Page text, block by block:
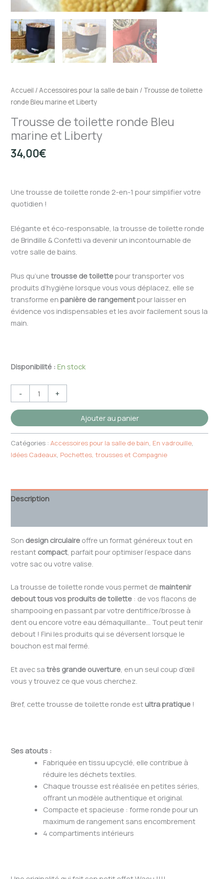
Accueil /Accessoires pour la salle de bain / Trousse de toilette
ronde Bleu marine et Liberty
Trousse de toilette ronde Bleu
marine et Liberty
34,00€
Une trousse de toilette ronde 2-en-1 pour simplifier votre
quotidien !
Elégante et éco-responsable, la trousse de toilette ronde
de Brindille & Confetti va devenir un incontournable de
votre salle de bains.
Plus qu’unetrousse de toilettepour transporter vos
produits d’hygiène lorsque vous vous déplacez, elle se
transforme enpanière de rangementpour laisser en
évidence vos indispensables et les avoir facilement sous la
main.
Disponibilité : En stock
- +
Ajouter au panier
Catégories :Accessoires pour la salle de bain, En vadrouille,
Idées Cadeaux, Pochettes, trousses et Compagnie
Description
Son design circulaire offre un format généreux tout en
restant compact , parfait pour optimiser l’espace dans
votre sac ou votre valise.
La trousse de toilette ronde vous permet de maintenir
debout tous vos produits de toilette : de vos flacons de
shampooing en passant par votre dentifrice/brosse à
dent ou encore votre eau démaquillante… Tout peut tenir
debout ! Fini les produits qui se déversent lorsque le
bouchon est mal fermé.
Et avec satrès grande ouverture , en un seul coup d’œil
vous y trouvez ce que vous cherchez.
Bref, cette trousse de toilette ronde est ultra pratique !
Ses atouts :
Fabriquée en tissu upcyclé, elle contribue à
réduire les déchets textiles.
Chaque trousse est réalisée en petites séries,
offrant un modèle authentique et original.
Compacte et spacieuse : forme ronde pour un
maximum de rangement sans encombrement
4 compartiments intérieurs